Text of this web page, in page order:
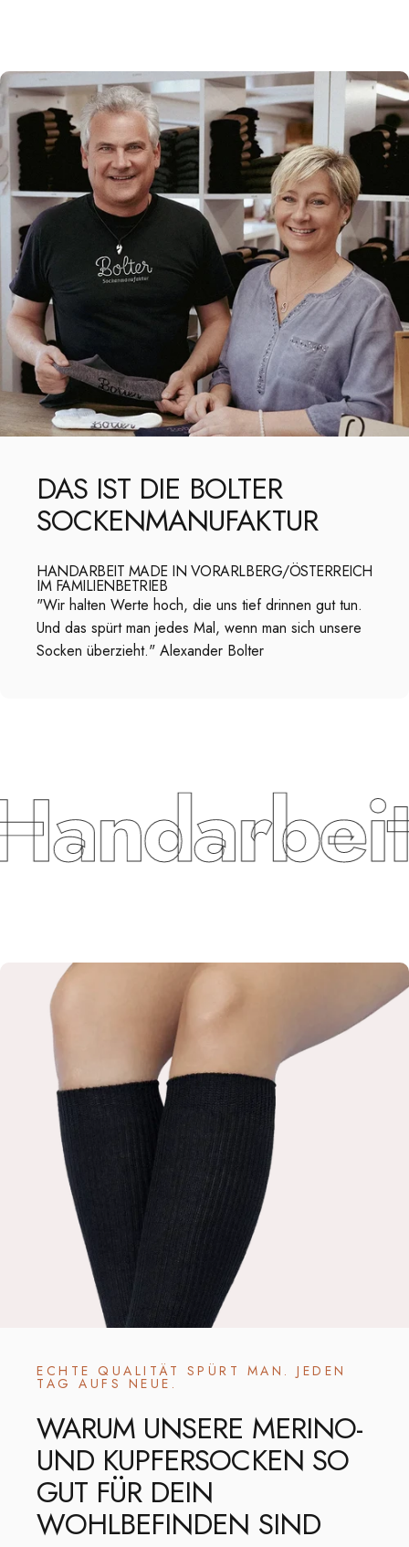
DAS IST DIE BOLTER
SOCKENMANUFAKTUR
HANDARBEIT MADE IN VORARLBERG/ÖSTERREICH
IM FAMILIENBETRIEB
"Wir halten Werte hoch, die uns tief drinnen gut tun.
Und das spürt man jedes Mal, wenn man sich unsere
Socken überzieht." Alexander Bolter
ECHTE QUALITÄT SPÜRT MAN. JEDEN
TAG AUFS NEUE.
WARUM UNSERE MERINO-
UND KUPFERSOCKEN SO
GUT FÜR DEIN
WOHLBEFINDEN SIND